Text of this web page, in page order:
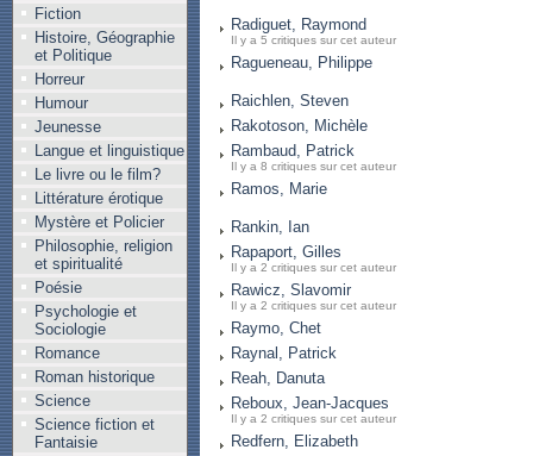
Fiction
Histoire, Géographie
et Politique
Horreur
Humour
Jeunesse
Langue et linguistique
Le livre ou le film?
Littérature érotique
Mystère et Policier
Philosophie, religion
et spiritualité
Poésie
Psychologie et
Sociologie
Romance
Roman historique
Science
Science fiction et
Fantaisie
Radiguet, Raymond
Il y a 5 critiques sur cet auteur
Ragueneau, Philippe
Raichlen, Steven
Rakotoson, Michèle
Rambaud, Patrick
Il y a 8 critiques sur cet auteur
Ramos, Marie
Rankin, Ian
Rapaport, Gilles
Il y a 2 critiques sur cet auteur
Rawicz, Slavomir
Il y a 2 critiques sur cet auteur
Raymo, Chet
Raynal, Patrick
Reah, Danuta
Reboux, Jean-Jacques
Il y a 2 critiques sur cet auteur
Redfern, Elizabeth